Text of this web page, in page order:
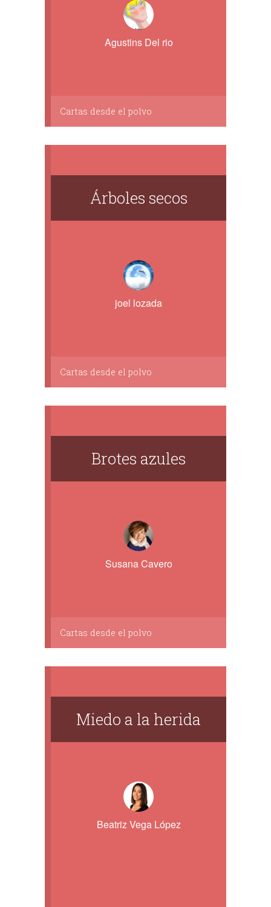
Agustins Del rio
Cartas desde el polvo
Árboles secos
joel lozada
Cartas desde el polvo
Brotes azules
Susana Cavero
Cartas desde el polvo
Miedo a la herida
Beatriz Vega López